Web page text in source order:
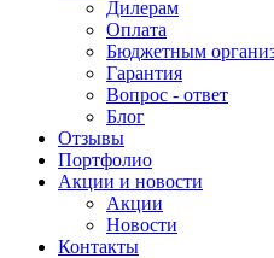
Дилерам
Оплата
Бюджетным
Гарантия
Вопрос - ответ
Блог
Отзывы
Портфолио
Акции и новости
Акции
Новости
Контакты